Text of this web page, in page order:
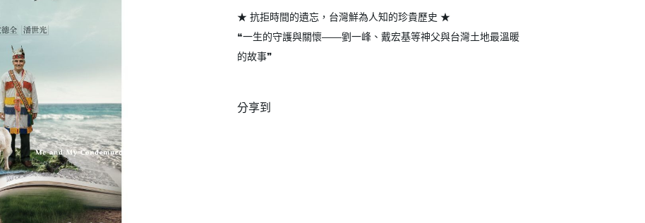
★ 抗拒時間的遺忘，台灣鮮為人知的珍貴歷史 ★
❝一生的守護與關懷——劉一峰、戴宏基等神父與台灣土地最溫暖
的故事❞
分享到